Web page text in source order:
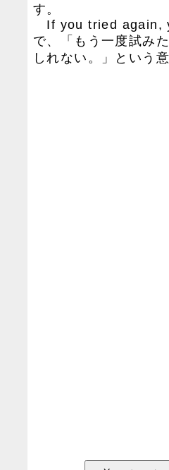
す。
If you tried again,
で、「もう一度試み
しれない。」という